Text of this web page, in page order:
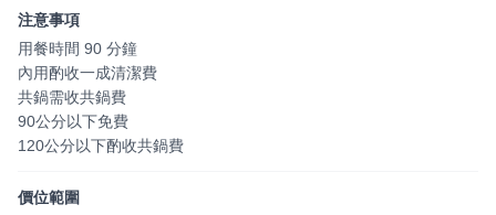
注意事項
用餐時間 90 分鐘
內用酌收一成清潔費
共鍋需收共鍋費
90公分以下免費
120公分以下酌收共鍋費
價位範圍